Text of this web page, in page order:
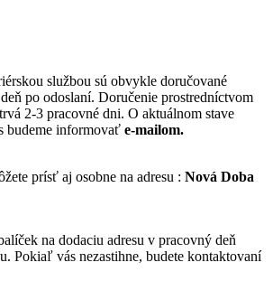
službou sú obvykle doručované
po odoslaní. Doručenie prostredníctvom
2-3 pracovné dni. O aktuálnom stave
budeme informovať e-mailom.
prísť aj osobne na adresu : Nová Doba
na dodaciu adresu v pracovný deň
Pokiaľ vás nezastihne, budete kontaktovaní